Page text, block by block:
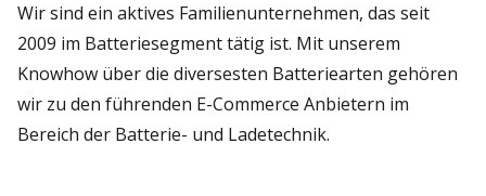
Wir sind ein aktives Familienunternehmen, das seit
2009 im Batteriesegment tätig ist. Mit unserem
Knowhow über die diversesten Batteriearten gehören
wir zu den führenden E-Commerce Anbietern im
Bereich der Batterie- und Ladetechnik.